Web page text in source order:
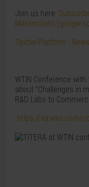
Join us here:
Masterclass
Textile-Platform -
WTIN Conference with
about "Challenges in
R&D Labs to
https://ita.wtin.com/